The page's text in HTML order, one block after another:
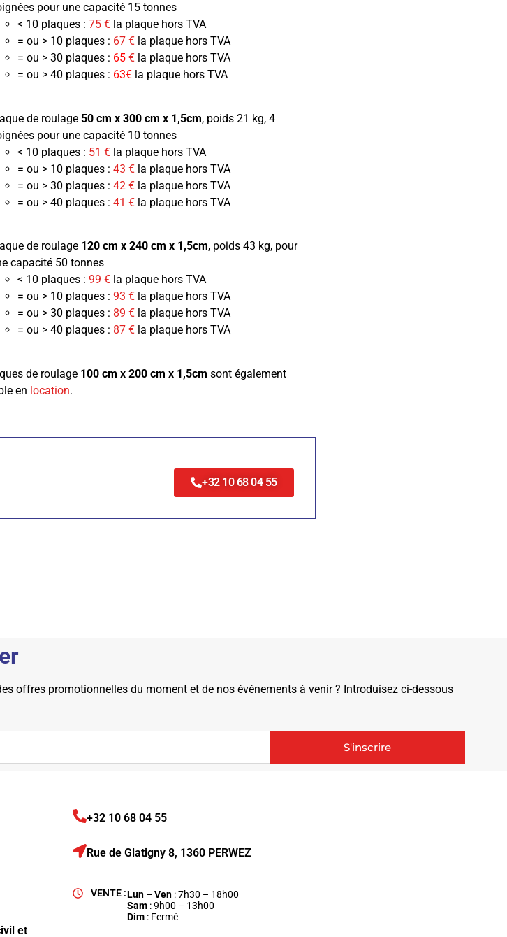
pour une capacité 15 tonnes
< 10 plaques : 75 €la plaque hors TVA
= ou > 10 plaques : 67 €la plaque hors TVA
= ou > 30 plaques : 65€la plaque hors TVA
= ou > 40 plaques : 63€la plaque hors TVA
de roulage 50 cm x 300 cm x 1,5cm, poids 21 kg, 4
pour une capacité 10 tonnes
< 10 plaques : 51 €la plaque hors TVA
= ou > 10 plaques : 43 €la plaque hors TVA
= ou > 30 plaques : 42 €la plaque hors TVA
= ou > 40 plaques : 41 €la plaque hors TVA
de roulage 120 cm x 240 cm x 1,5cm, poids 43 kg, pour
capacité 50 tonnes
< 10 plaques : 99 €la plaque hors TVA
= ou > 10 plaques : 93 €la plaque hors TVA
= ou > 30 plaques : 89 €la plaque hors TVA
= ou > 40 plaques : 87 €la plaque hors TVA
de roulage 100 cm x 200 cm x 1,5cm sont également
en location.
+32 10 68 04 55
offres promotionnelles du moment et de nos événements à venir ? Introduisez ci-dessous
S'inscrire
et
+32 10 68 04 55
Rue de Glatigny 8, 1360 PERWEZ
VENTE :Lun – Ven : 7h30 – 18h00
Sam : 9h00 – 13h00
Dim : Fermé